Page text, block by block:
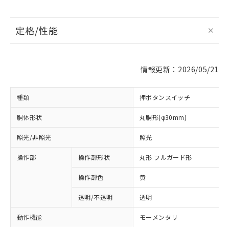
定格/性能
情報更新：2026/05/21
種類 押ボタンスイッチ
胴体形状 丸胴形(φ30mm)
照光/非照光 照光
操作部 操作部形状 丸形 フルガード形
操作部色 黄
透明/不透明 透明
動作機能 モーメンタリ